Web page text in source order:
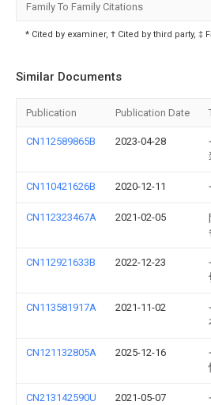
Family To Family Citations
* Cited by examiner, † Cited by third party, ‡
Similar Documents
Publication Publication Date
CN112589865B 2023-04-28
CN110421626B 2020-12-11
CN112323467A 2021-02-05
CN112921633B 2022-12-23
CN113581917A 2021-11-02
CN121132805A 2025-12-16
CN213142590U 2021-05-07